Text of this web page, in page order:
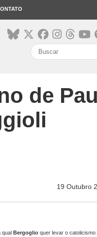
de
19 Outubro
qual Bergoglioquer levar o catolicismo